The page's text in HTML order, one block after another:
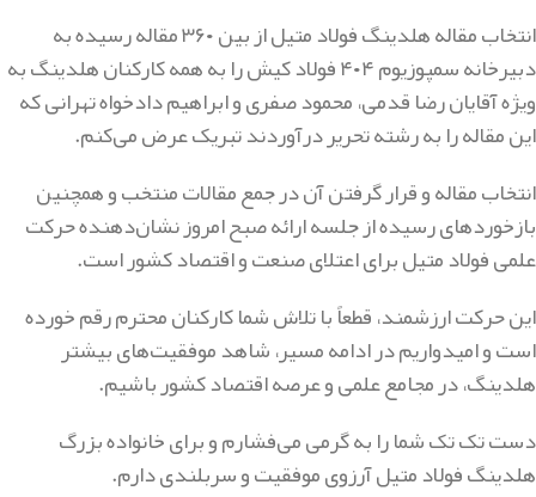
انتخاب مقاله هلدینگ فولاد متیل از بین ۳۶۰ مقاله رسیده به
دبیرخانه سمپوزیوم ۴۰۴ فولاد کیش را به همه کارکنان هلدینگ به
ویژه آقایان رضا قدمی، محمود صفری و ابراهیم دادخواه تهرانی که
این مقاله را به رشته تحریر درآوردند تبریک عرض می‌کنم.
انتخاب مقاله و قرار گرفتن آن در جمع مقالات منتخب و همچنین
بازخوردهای رسیده از جلسه ارائه صبح امروز نشان‌دهنده حرکت
علمی فولاد متیل برای اعتلای صنعت و اقتصاد کشور است.
این حرکت ‌ارزشمند، قطعاً با تلاش شما کارکنان محترم رقم خورده
است و امیدواریم در ادامه مسیر، شاهد موفقیت‌های بیشتر
هلدینگ، در مجامع علمی و عرصه اقتصاد کشور باشیم.
دست تک تک شما را به گرمی می‌فشارم و برای خانواده بزرگ
هلدینگ فولاد متیل آرزوی موفقیت و سربلندی دارم.